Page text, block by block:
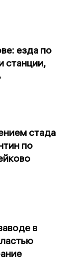
езда по
станции,
стада
по
в